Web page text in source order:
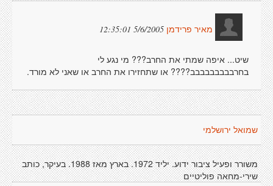
מאיר פרידמן 5/6/2005 12:35:01
שיט... איפה שמתי את החרב??? מי נגע לי
בחרבבבבבבבבב???? או שתחזירו את החרב או שאני לא מורד.
שמואל ירושלמי
משורר ופעיל ציבור ידוע. יליד 1972. בארץ מאז 1988. בעיקר, כותב
שירי-מחאה פוליטיים